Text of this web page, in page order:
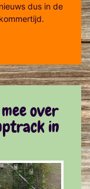
dus in de
over
in